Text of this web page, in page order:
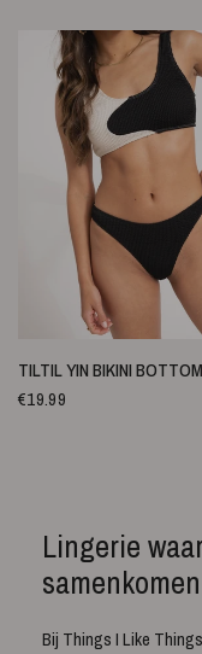
QUICK VIEW
TILTIL YIN BIKINI
€19.99
Lingerie
samenkomen
Bij Things I Like